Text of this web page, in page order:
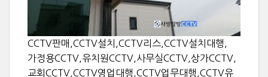
CCTV판매,CCTV설치,CCTV리스,CCTV설치대행,
가정용CCTV,유치원CCTV,사무실CCTV,상가CCTV,
교회CCTV,CCTV영업대행,CCTV업무대행,CCTV유